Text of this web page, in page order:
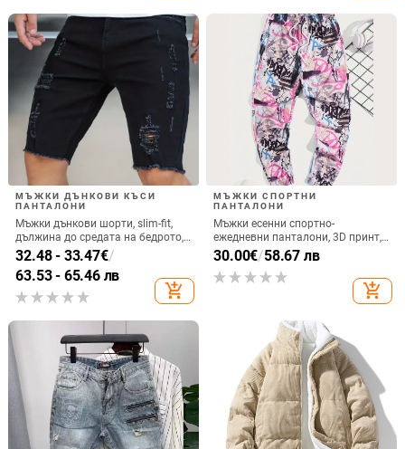
МЪЖКИ ДЪНКОВИ КЪСИ
ПАНТАЛОНИ
Мъжки дънкови шорти, slim-fit,
дължина до средата на бедрото,
70% памук, микроеластичност
32.48 - 33.47€/
63.53 - 65.46 лв
add_shopping_cart
МЪЖКИ СПОРТНИ
ПАНТАЛОНИ
Мъжки есенни спортно-
ежедневни панталони, 3D принт,
свободна кройка,
микроеластичност, талия средна
височина
30.00€/58.67 лв
add_shopping_cart